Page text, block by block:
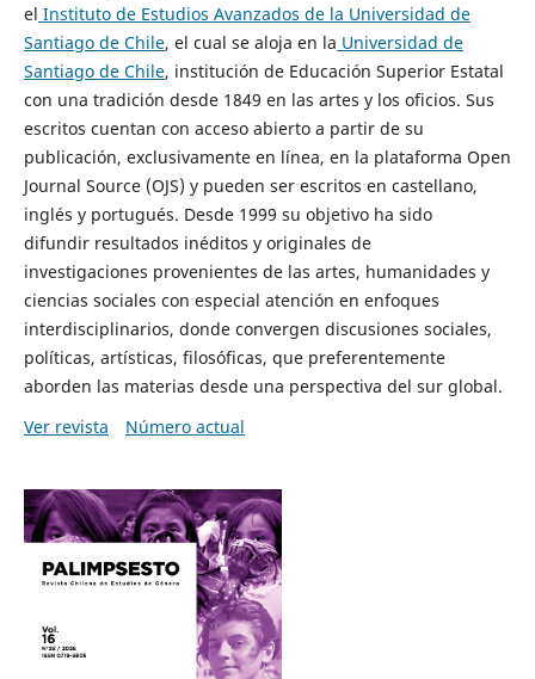
el Instituto de Estudios Avanzados de la Universidad de
Santiago de Chile, el cual se aloja en la Universidad de
Santiago de Chile, institución de Educación Superior Estatal
con una tradición desde 1849 en las artes y los oficios. Sus
escritos cuentan con acceso abierto a partir de su
publicación, exclusivamente en línea, en la plataforma Open
Journal Source (OJS) y pueden ser escritos en castellano,
inglés y portugués. Desde 1999 su objetivo ha sido
difundir resultados inéditos y originales de
investigaciones provenientes de las artes, humanidades y
ciencias sociales con especial atención en enfoques
interdisciplinarios, donde convergen discusiones sociales,
políticas, artísticas, filosóficas, que preferentemente
aborden las materias desde una perspectiva del sur global.
Ver revista
Número actual